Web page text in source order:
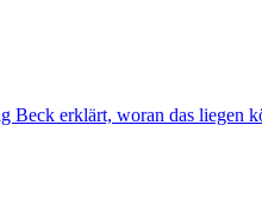
erklärt, woran das liegen